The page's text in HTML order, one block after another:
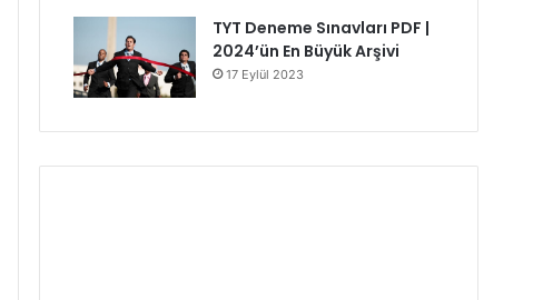
TYT Deneme Sınavları PDF |
2024’ün En Büyük Arşivi
17 Eylül 2023